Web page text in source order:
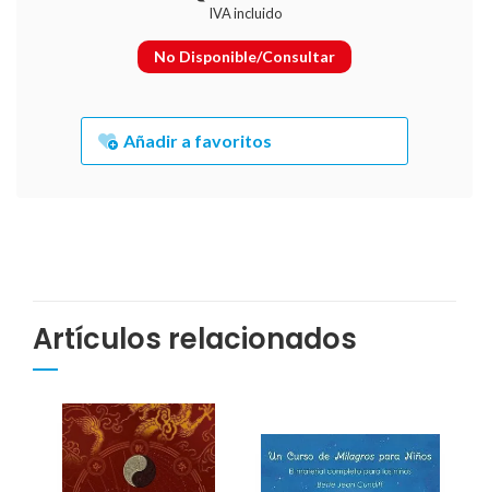
IVA incluido
No Disponible/Consultar
Añadir a favoritos
Artículos relacionados